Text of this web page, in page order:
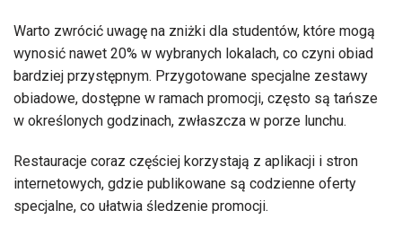
Warto zwrócić uwagę na zniżki dla studentów, które mogą
wynosić nawet 20% w wybranych lokalach, co czyni obiad
bardziej przystępnym. Przygotowane specjalne zestawy
obiadowe, dostępne w ramach promocji, często są tańsze
w określonych godzinach, zwłaszcza w porze lunchu.
Restauracje coraz częściej korzystają z aplikacji i stron
internetowych, gdzie publikowane są codzienne oferty
specjalne, co ułatwia śledzenie promocji.